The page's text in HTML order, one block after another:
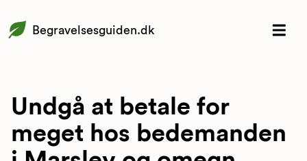
Begravelsesguiden.dk
Undgå at betale for
meget hos bedemanden